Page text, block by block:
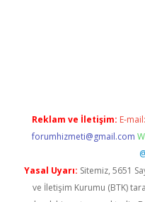
Reklam ve İletişim: E-mail:
forumhizmeti@gmail.com
Yasal Uyarı: Sitemiz, 5651
ve İletişim Kurumu (BTK)